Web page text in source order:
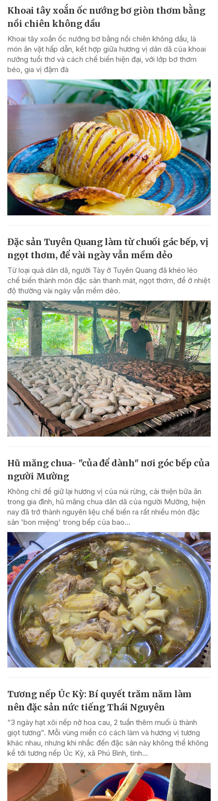
Khoai tây xoắn ốc nướng bơ giòn thơm bằng
nồi chiên không dầu
Khoai tây xoắn ốc nướng bơ bằng nồi chiên không dầu, là
món ăn vặt hấp dẫn, kết hợp giữa hương vị dân dã của khoai
nướng tuổi thơ và cách chế biến hiện đại, với lớp bơ thơm
béo, gia vị đậm đà
Đặc sản Tuyên Quang làm từ chuối gác bếp, vị
ngọt thơm, để vài ngày vẫn mềm dẻo
Từ loại quả dân dã, người Tày ở Tuyên Quang đã khéo léo
chế biến thành món đặc sản thanh mát, ngọt thơm, để ở nhiệt
độ thường vài ngày vẫn mềm dẻo.
Hũ măng chua- "của để dành" nơi góc bếp của
người Mường
Không chỉ để giữ lại hương vị của núi rừng, cải thiện bữa ăn
trong gia đình, hũ măng chua dân dã của người Mường, hiện
nay đã trở thành nguyên liệu chế biến ra rất nhiều món đặc
sản 'bon miệng' trong bếp của bao...
Tương nếp Úc Kỳ: Bí quyết trăm năm làm
nên đặc sản nức tiếng Thái Nguyên
“3 ngày hạt xôi nếp nở hoa cau, 2 tuần thêm muối ủ thành
giọt tương”. Mỗi vùng miền có cách làm và hương vị tương
khác nhau, nhưng khi nhắc đến đặc sản này không thể không
kể tới tương nếp Úc Kỳ, xã Phú Bình, tỉnh...